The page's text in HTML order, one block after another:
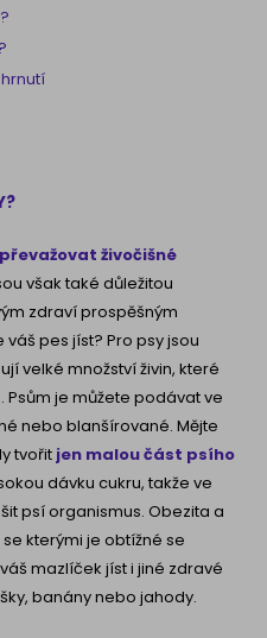
převažovat živočišné
však také důležitou
zdraví prospěšným
pes jíst? Pro psy jsou
velké množství živin, které
je můžete podávat ve
nebo blanšírované. Mějte
tvořit jen malou část psího
dávku cukru, takže ve
psí organismus. Obezita a
kterými je obtížné se
mazlíček jíst i jiné zdravé
banány nebo jahody.